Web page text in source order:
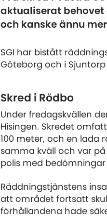
aktualiserat behovet
och kanske ännu
SGI har bistått
Göteborg och i
Skred i Rödbo
Under fredagskvällen
Hisingen. Skredet
100 meter, och en lada
samma kväll och var
polis med
Räddningstjänstens
att området fortsatt
förhållandena hade